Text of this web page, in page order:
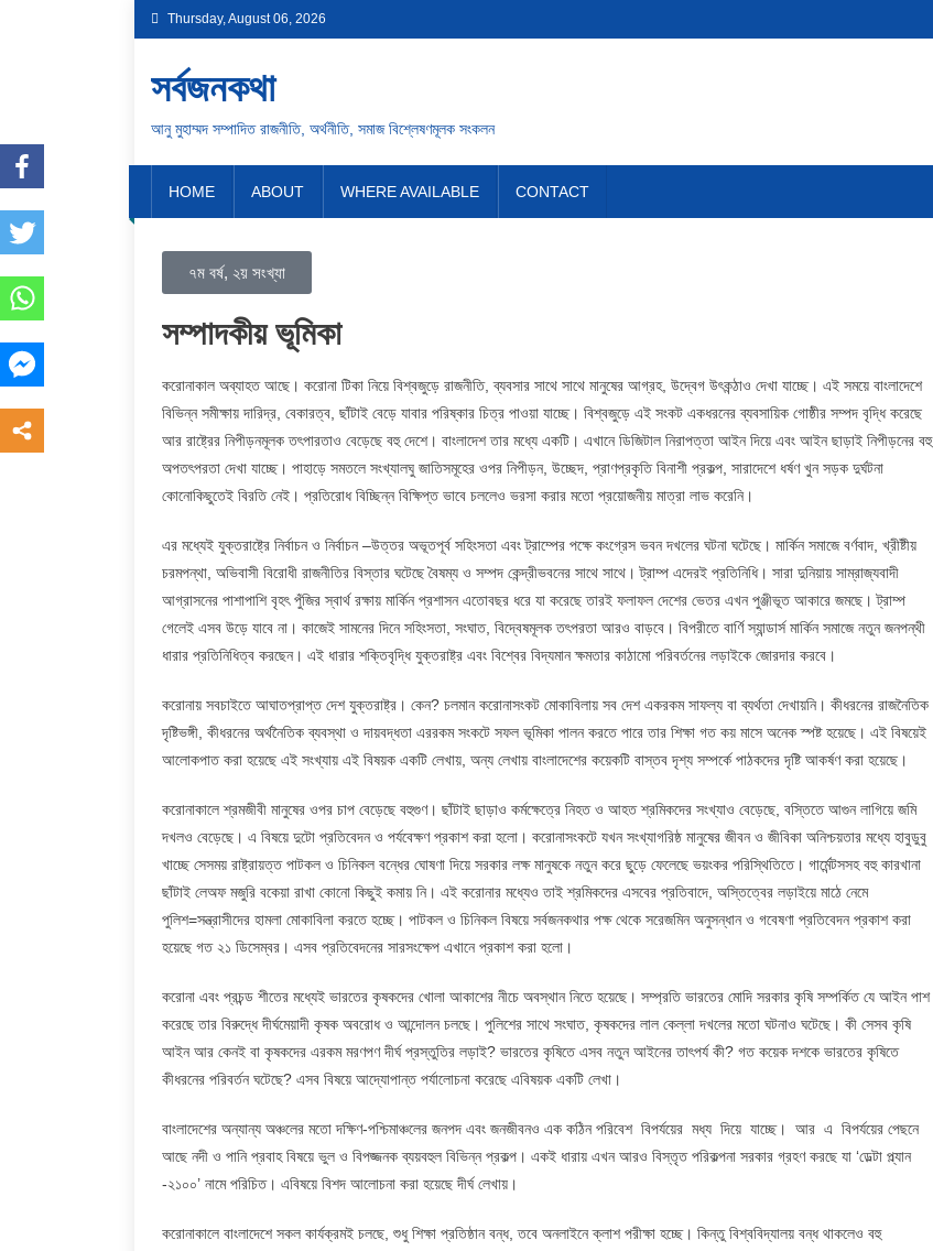
Thursday, August 06, 2026
সর্বজনকথা
আনু মুহাম্মদ সম্পাদিত রাজনীতি, অর্থনীতি, সমাজ বিশ্লেষণমূলক সংকলন
HOME ABOUT WHERE AVAILABLE CONTACT
৭ম বর্ষ, ২য় সংখ্যা
সম্পাদকীয় ভূমিকা
করোনাকাল অব্যাহত আছে। করোনা টিকা নিয়ে বিশ্বজুড়ে রাজনীতি, ব্যবসার সাথে সাথে মানুষের আগ্রহ, উদ্বেগ উৎকন্ঠাও দেখা যাচ্ছে। এই সময়ে বাংলাদেশে
বিভিন্ন সমীক্ষায় দারিদ্র, বেকারত্ব, ছাঁটাই বেড়ে যাবার পরিষ্কার চিত্র পাওয়া যাচ্ছে। বিশ্বজুড়ে এই সংকট একধরনের ব্যবসায়িক গোষ্ঠীর সম্পদ বৃদ্ধি করেছে
আর রাষ্ট্রের নিপীড়নমূলক তৎপারতাও বেড়েছে বহু দেশে। বাংলাদেশ তার মধ্যে একটি। এখানে ডিজিটাল নিরাপত্তা আইন দিয়ে এবং আইন ছাড়াই নিপীড়নের বহু
অপতৎপরতা দেখা যাচ্ছে। পাহাড়ে সমতলে সংখ্যালঘু জাতিসমূহের ওপর নিপীড়ন, উচ্ছেদ, প্রাণপ্রকৃতি বিনাশী প্রকল্প, সারাদেশে ধর্ষণ খুন সড়ক দুর্ঘটনা
কোনোকিছুতেই বিরতি নেই। প্রতিরোধ বিচ্ছিন্ন বিক্ষিপ্ত ভাবে চললেও ভরসা করার মতো প্রয়োজনীয় মাত্রা লাভ করেনি।
এর মধ্যেই যুক্তরাষ্ট্রে নির্বাচন ও নির্বাচন –উত্তর অভূতপূর্ব সহিংসতা এবং ট্রাম্পের পক্ষে কংগ্রেস ভবন দখলের ঘটনা ঘটেছে। মার্কিন সমাজে বর্ণবাদ, খ্রীষ্টীয়
চরমপন্থা, অভিবাসী বিরোধী রাজনীতির বিস্তার ঘটেছে বৈষম্য ও সম্পদ কেন্দ্রীভবনের সাথে সাথে। ট্রাম্প এদেরই প্রতিনিধি। সারা দুনিয়ায় সাম্রাজ্যবাদী
আগ্রাসনের পাশাপাশি বৃহৎ পুঁজির স্বার্থ রক্ষায় মার্কিন প্রশাসন এতোবছর ধরে যা করেছে তারই ফলাফল দেশের ভেতর এখন পুঞ্জীভূত আকারে জমছে। ট্রাম্প
গেলেই এসব উড়ে যাবে না। কাজেই সামনের দিনে সহিংসতা, সংঘাত, বিদ্বেষমূলক তৎপরতা আরও বাড়বে। বিপরীতে বার্ণি স্যান্ডার্স মার্কিন সমাজে নতুন জনপন্থী
ধারার প্রতিনিধিত্ব করছেন। এই ধারার শক্তিবৃদ্ধি যুক্তরাষ্ট্র এবং বিশ্বের বিদ্যমান ক্ষমতার কাঠামো পরিবর্তনের লড়াইকে জোরদার করবে।
করোনায় সবচাইতে আঘাতপ্রাপ্ত দেশ যুক্তরাষ্ট্র। কেন? চলমান করোনাসংকট মোকাবিলায় সব দেশ একরকম সাফল্য বা ব্যর্থতা দেখায়নি। কীধরনের রাজনৈতিক
দৃষ্টিভঙ্গী, কীধরনের অর্থনৈতিক ব্যবস্থা ও দায়বদ্ধতা এররকম সংকটে সফল ভূমিকা পালন করতে পারে তার শিক্ষা গত কয় মাসে অনেক স্পষ্ট হয়েছে। এই বিষয়েই
আলোকপাত করা হয়েছে এই সংখ্যায় এই বিষয়ক একটি লেখায়, অন্য লেখায় বাংলাদেশের কয়েকটি বাস্তব দৃশ্য সম্পর্কে পাঠকদের দৃষ্টি আকর্ষণ করা হয়েছে।
করোনাকালে শ্রমজীবী মানুষের ওপর চাপ বেড়েছে বহুগুণ। ছাঁটাই ছাড়াও কর্মক্ষেত্রে নিহত ও আহত শ্রমিকদের সংখ্যাও বেড়েছে, বস্তিতে আগুন লাগিয়ে জমি
দখলও বেড়েছে। এ বিষয়ে দুটো প্রতিবেদন ও পর্যবেক্ষণ প্রকাশ করা হলো। করোনাসংকটে যখন সংখ্যাগরিষ্ঠ মানুষের জীবন ও জীবিকা অনিশ্চয়তার মধ্যে হাবুডুবু
খাচ্ছে সেসময় রাষ্ট্রায়ত্ত পাটকল ও চিনিকল বন্ধের ঘোষণা দিয়ে সরকার লক্ষ মানুষকে নতুন করে ছুড়ে ফেলেছে ভয়ংকর পরিস্থিতিতে। গার্মেন্টসসহ বহু কারখানা
ছাঁটাই লেঅফ মজুরি বকেয়া রাখা কোনো কিছুই কমায় নি। এই করোনার মধ্যেও তাই শ্রমিকদের এসবের প্রতিবাদে, অস্তিত্বের লড়াইয়ে মাঠে নেমে
পুলিশ=সন্ত্রাসীদের হামলা মোকাবিলা করতে হচ্ছে। পাটকল ও চিনিকল বিষয়ে সর্বজনকথার পক্ষ থেকে সরেজমিন অনুসন্ধান ও গবেষণা প্রতিবেদন প্রকাশ করা
হয়েছে গত ২১ ডিসেম্বর। এসব প্রতিবেদনের সারসংক্ষেপ এখানে প্রকাশ করা হলো।
করোনা এবং প্রচন্ড শীতের মধ্যেই ভারতের কৃষকদের খোলা আকাশের নীচে অবস্থান নিতে হয়েছে। সম্প্রতি ভারতের মোদি সরকার কৃষি সম্পর্কিত যে আইন পাশ
করেছে তার বিরুদ্ধে দীর্ঘমেয়াদী কৃষক অবরোধ ও আন্দোলন চলছে। পুলিশের সাথে সংঘাত, কৃষকদের লাল কেল্লা দখলের মতো ঘটনাও ঘটেছে। কী সেসব কৃষি
আইন আর কেনই বা কৃষকদের এরকম মরণপণ দীর্ঘ প্রস্তুতির লড়াই? ভারতের কৃষিতে এসব নতুন আইনের তাৎপর্য কী? গত কয়েক দশকে ভারতের কৃষিতে
কীধরনের পরিবর্তন ঘটেছে? এসব বিষয়ে আদ্যোপান্ত পর্যালোচনা করেছে এবিষয়ক একটি লেখা।
বাংলাদেশের অন্যান্য অঞ্চলের মতো দক্ষিণ-পশ্চিমাঞ্চলের জনপদ এবং জনজীবনও এক কঠিন পরিবেশ বিপর্যয়ের মধ্য দিয়ে যাচ্ছে। আর এ বিপর্যয়ের পেছনে
আছে নদী ও পানি প্রবাহ বিষয়ে ভুল ও বিপজ্জনক ব্যয়বহুল বিভিন্ন প্রকল্প। একই ধারায় এখন আরও বিস্তৃত পরিকল্পনা সরকার গ্রহণ করছে যা ‘ডেল্টা প্ল্যান
-২১০০’ নামে পরিচিত। এবিষয়ে বিশদ আলোচনা করা হয়েছে দীর্ঘ লেখায়।
করোনাকালে বাংলাদেশে সকল কার্যক্রমই চলছে, শুধু শিক্ষা প্রতিষ্ঠান বন্ধ, তবে অনলাইনে ক্লাশ পরীক্ষা হচ্ছে। কিন্তু বিশ্ববিদ্যালয় বন্ধ থাকলেও বহু